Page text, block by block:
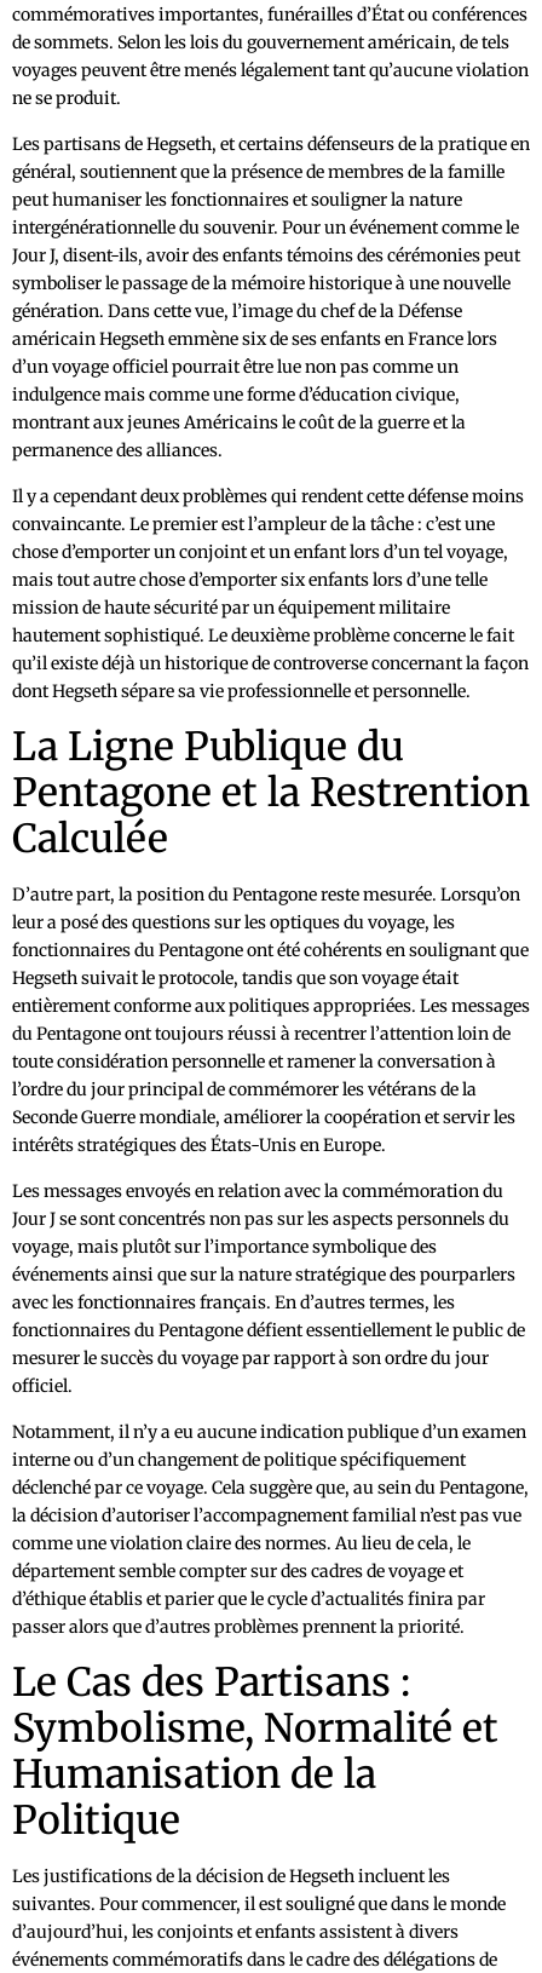
commémoratives importantes, funérailles d’État ou conférences
de sommets. Selon les lois du gouvernement américain, de tels
voyages peuvent être menés légalement tant qu’aucune violation
ne se produit.
Les partisans de Hegseth, et certains défenseurs de la pratique en
général, soutiennent que la présence de membres de la famille
peut humaniser les fonctionnaires et souligner la nature
intergénérationnelle du souvenir. Pour un événement comme le
Jour J, disent-ils, avoir des enfants témoins des cérémonies peut
symboliser le passage de la mémoire historique à une nouvelle
génération. Dans cette vue, l’image du chef de la Défense
américain Hegseth emmène six de ses enfants en France lors
d’un voyage officiel pourrait être lue non pas comme un
indulgence mais comme une forme d’éducation civique,
montrant aux jeunes Américains le coût de la guerre et la
permanence des alliances.
Il y a cependant deux problèmes qui rendent cette défense moins
convaincante. Le premier est l’ampleur de la tâche : c’est une
chose d’emporter un conjoint et un enfant lors d’un tel voyage,
mais tout autre chose d’emporter six enfants lors d’une telle
mission de haute sécurité par un équipement militaire
hautement sophistiqué. Le deuxième problème concerne le fait
qu’il existe déjà un historique de controverse concernant la façon
dont Hegseth sépare sa vie professionnelle et personnelle.
La Ligne Publique du
Pentagone et la Restrention
Calculée
D’autre part, la position du Pentagone reste mesurée. Lorsqu’on
leur a posé des questions sur les optiques du voyage, les
fonctionnaires du Pentagone ont été cohérents en soulignant que
Hegseth suivait le protocole, tandis que son voyage était
entièrement conforme aux politiques appropriées. Les messages
du Pentagone ont toujours réussi à recentrer l’attention loin de
toute considération personnelle et ramener la conversation à
l’ordre du jour principal de commémorer les vétérans de la
Seconde Guerre mondiale, améliorer la coopération et servir les
intérêts stratégiques des États-Unis en Europe.
Les messages envoyés en relation avec la commémoration du
Jour J se sont concentrés non pas sur les aspects personnels du
voyage, mais plutôt sur l’importance symbolique des
événements ainsi que sur la nature stratégique des pourparlers
avec les fonctionnaires français. En d’autres termes, les
fonctionnaires du Pentagone défient essentiellement le public de
mesurer le succès du voyage par rapport à son ordre du jour
officiel.
Notamment, il n’y a eu aucune indication publique d’un examen
interne ou d’un changement de politique spécifiquement
déclenché par ce voyage. Cela suggère que, au sein du Pentagone,
la décision d’autoriser l’accompagnement familial n’est pas vue
comme une violation claire des normes. Au lieu de cela, le
département semble compter sur des cadres de voyage et
d’éthique établis et parier que le cycle d’actualités finira par
passer alors que d’autres problèmes prennent la priorité.
Le Cas des Partisans :
Symbolisme, Normalité et
Humanisation de la
Politique
Les justifications de la décision de Hegseth incluent les
suivantes. Pour commencer, il est souligné que dans le monde
d’aujourd’hui, les conjoints et enfants assistent à divers
événements commémoratifs dans le cadre des délégations de